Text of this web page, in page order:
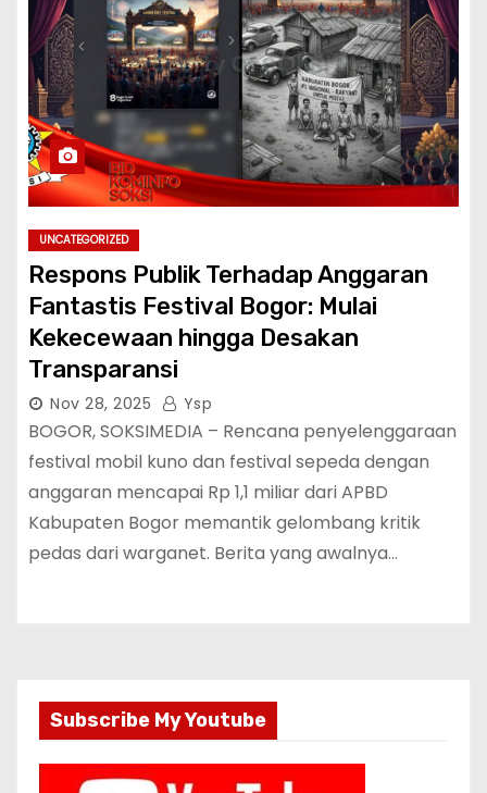
UNCATEGORIZED
Respons Publik Terhadap Anggaran
Fantastis Festival Bogor: Mulai
Kekecewaan hingga Desakan
Transparansi
Nov 28, 2025 Ysp
‎BOGOR, SOKSIMEDIA – Rencana penyelenggaraan
festival mobil kuno dan festival sepeda dengan
anggaran mencapai Rp 1,1 miliar dari APBD
Kabupaten Bogor memantik gelombang kritik
pedas dari warganet. Berita yang awalnya…
Subscribe My Youtube